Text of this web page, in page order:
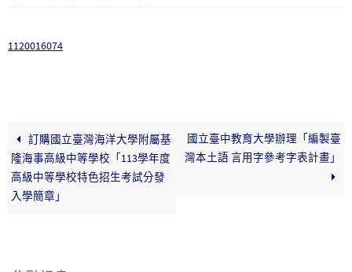
1120016074
訂購國立臺灣海洋大學附屬基
隆海事高級中等學校「113學年度
高級中等學校特色招生考試分發
入學簡章」
國立臺中教育大學辦理「編製臺
灣本土語 言用字參考字表計畫」